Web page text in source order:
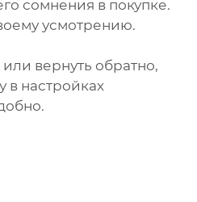
сомнения в покупке.
усмотрению.
вернуть обратно,
в настройках